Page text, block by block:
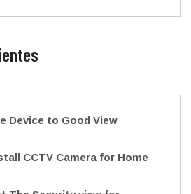
Device to Good View
CCTV Camera for Home